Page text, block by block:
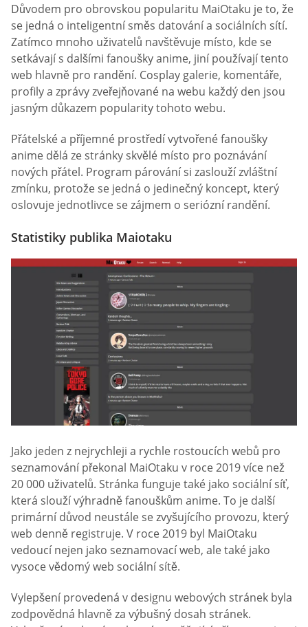
Důvodem pro obrovskou popularitu MaiOtaku je to, že
se jedná o inteligentní směs datování a sociálních sítí.
Zatímco mnoho uživatelů navštěvuje místo, kde se
setkávají s dalšími fanoušky anime, jiní používají tento
web hlavně pro randění. Cosplay galerie, komentáře,
profily a zprávy zveřejňované na webu každý den jsou
jasným důkazem popularity tohoto webu.
Přátelské a příjemné prostředí vytvořené fanoušky
anime dělá ze stránky skvělé místo pro poznávání
nových přátel. Program párování si zaslouží zvláštní
zmínku, protože se jedná o jedinečný koncept, který
oslovuje jednotlivce se zájmem o seriózní randění.
Statistiky publika Maiotaku
Jako jeden z nejrychleji a rychle rostoucích webů pro
seznamování překonal MaiOtaku v roce 2019 více než
20 000 uživatelů. Stránka funguje také jako sociální síť,
která slouží výhradně fanouškům anime. To je další
primární důvod neustále se zvyšujícího provozu, který
web denně registruje. V roce 2019 byl MaiOtaku
vedoucí nejen jako seznamovací web, ale také jako
vysoce vědomý web sociální sítě.
Vylepšení provedená v designu webových stránek byla
zodpovědná hlavně za výbušný dosah stránek.